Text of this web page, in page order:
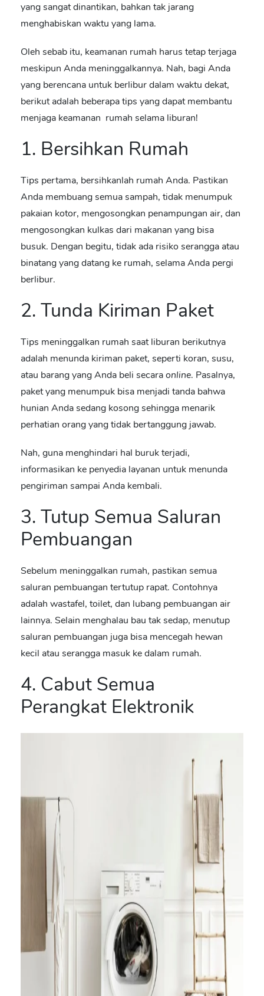
yang sangat dinantikan, bahkan tak jarang
menghabiskan waktu yang lama.
Oleh sebab itu, keamanan rumah harus tetap terjaga
meskipun Anda meninggalkannya. Nah, bagi Anda
yang berencana untuk berlibur dalam waktu dekat,
berikut adalah beberapa tips yang dapat membantu
menjaga keamanan rumah selama liburan!
1. Bersihkan Rumah
Tips pertama, bersihkanlah rumah Anda. Pastikan
Anda membuang semua sampah, tidak menumpuk
pakaian kotor, mengosongkan penampungan air, dan
mengosongkan kulkas dari makanan yang bisa
busuk. Dengan begitu, tidak ada risiko serangga atau
binatang yang datang ke rumah, selama Anda pergi
berlibur.
2. Tunda Kiriman Paket
Tips meninggalkan rumah saat liburan berikutnya
adalah menunda kiriman paket, seperti koran, susu,
atau barang yang Anda beli secaraonline. Pasalnya,
paket yang menumpuk bisa menjadi tanda bahwa
hunian Anda sedang kosongsehingga menarik
perhatian orang yang tidak bertanggung jawab.
Nah, guna menghindari hal buruk terjadi,
informasikan ke penyedia layanan untuk menunda
pengiriman sampai Anda kembali.
3. Tutup Semua Saluran
Pembuangan
Sebelum meninggalkan rumah, pastikan semua
saluran pembuangan tertutup rapat. Contohnya
adalah wastafel, toilet, dan lubang pembuangan air
lainnya. Selain menghalau bau tak sedap, menutup
saluran pembuangan juga bisa mencegah hewan
kecil atau serangga masuk ke dalam rumah.
4. Cabut Semua
Perangkat Elektronik